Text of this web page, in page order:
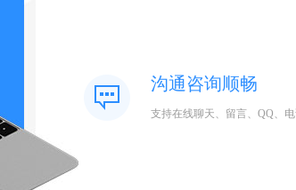
沟通咨询顺畅
支持在线聊天、留言、QQ、